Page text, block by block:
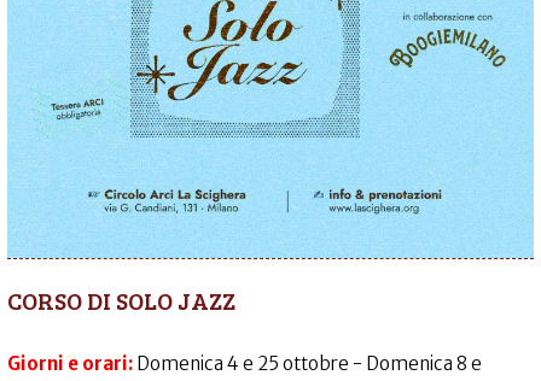
CORSO DI SOLO JAZZ
Giorni e orari: Domenica 4 e 25 ottobre - Domenica 8 e